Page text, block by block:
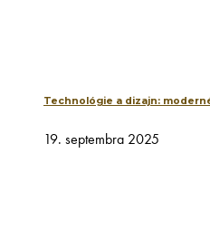
Technológie a dizajn:
19. septembra 2025